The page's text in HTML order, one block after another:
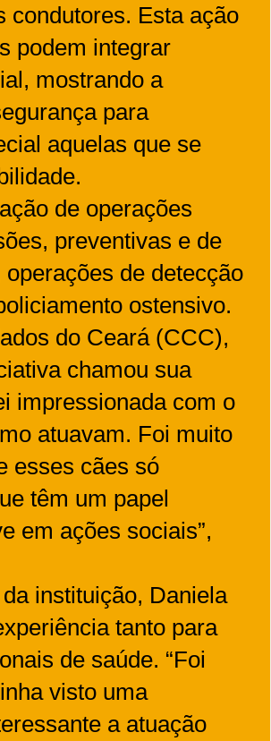
condutores. Esta ação
podem integrar
mostrando a
para
aquelas que se
de operações
preventivas e de
de detecção
ostensivo.
do Ceará (CCC),
chamou sua
impressionada com o
atuavam. Foi muito
esses cães só
têm um papel
em ações sociais”,
instituição, Daniela
tanto para
de saúde. “Foi
visto uma
a atuação